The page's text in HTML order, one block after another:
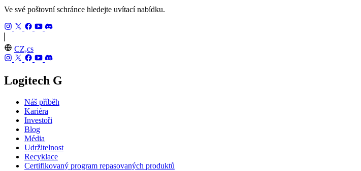
Ve své poštovní schránce hledejte uvítací nabídku.
CZ,cs
Logitech G
Náš příběh
Kariéra
Investoři
Blog
Média
Udržitelnost
Recyklace
Certifikovaný program repasovaných produktů